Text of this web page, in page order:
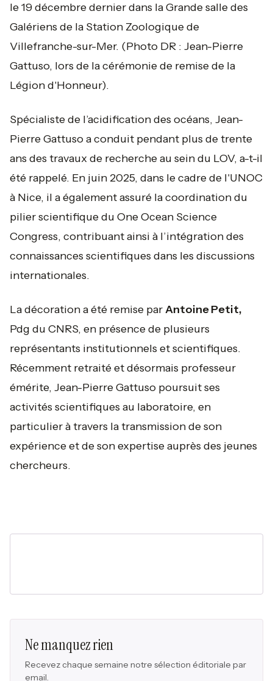
le 19 décembre dernier dans la Grande salle des
Galériens de la Station Zoologique de
Villefranche-sur-Mer. (Photo DR : Jean-Pierre
Gattuso, lors de la cérémonie de remise de la
Légion d'Honneur).
Spécialiste de l’acidification des océans, Jean-
Pierre Gattuso a conduit pendant plus de trente
ans des travaux de recherche au sein du LOV, a-t-il
été rappelé. En juin 2025, dans le cadre de l'UNOC
à Nice, il a également assuré la coordination du
pilier scientifique du One Ocean Science
Congress, contribuant ainsi à l’intégration des
connaissances scientifiques dans les discussions
internationales.
La décoration a été remise parAntoine Petit,
Pdg du CNRS, en présence de plusieurs
représentants institutionnels et scientifiques.
Récemment retraité et désormais professeur
émérite, Jean-Pierre Gattuso poursuit ses
activités scientifiques au laboratoire, en
particulier à travers la transmission de son
expérience et de son expertise auprès des jeunes
chercheurs.
Ne manquez rien
Recevez chaque semaine notre sélection éditoriale par
email.